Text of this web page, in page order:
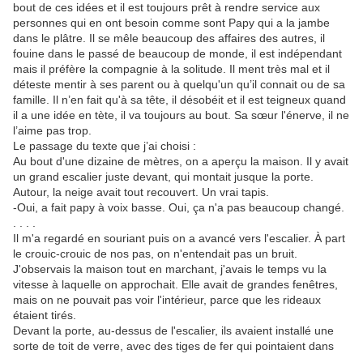
bout de ces idées et il est toujours prêt à rendre service aux
personnes qui en ont besoin comme sont Papy qui a la jambe
dans le plâtre. Il se mêle beaucoup des affaires des autres, il
fouine dans le passé de beaucoup de monde, il est indépendant
mais il préfère la compagnie à la solitude. Il ment très mal et il
déteste mentir à ses parent ou à quelqu'un qu’il connait ou de sa
famille. Il n’en fait qu'à sa tête, il désobéit et il est teigneux quand
il a une idée en tète, il va toujours au bout. Sa sœur l'énerve, il ne
l’aime pas trop.
Le passage du texte que j’ai choisi :
Au bout d'une dizaine de mètres, on a aperçu la maison. Il y avait
un grand escalier juste devant, qui montait jusque la porte.
Autour, la neige avait tout recouvert. Un vrai tapis.
-Oui, a fait papy à voix basse. Oui, ça n'a pas beaucoup changé.
Il m'a regardé en souriant puis on a avancé vers l'escalier. À part
le crouic-crouic de nos pas, on n'entendait pas un bruit.
J'observais la maison tout en marchant, j'avais le temps vu la
vitesse à laquelle on approchait. Elle avait de grandes fenêtres,
mais on ne pouvait pas voir l'intérieur, parce que les rideaux
étaient tirés.
Devant la porte, au-dessus de l'escalier, ils avaient installé une
sorte de toit de verre, avec des tiges de fer qui pointaient dans